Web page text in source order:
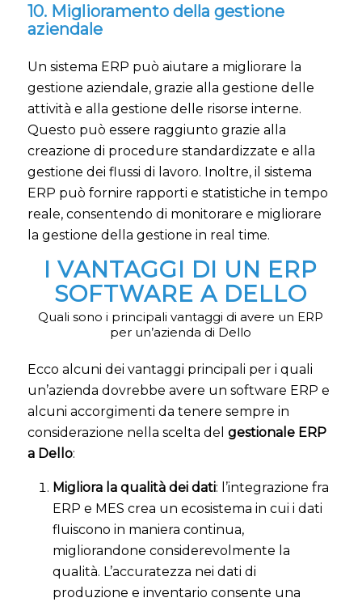
10. Miglioramento della gestione
aziendale
Un sistema ERP può aiutare a migliorare la
gestione aziendale, grazie alla gestione delle
attività e alla gestione delle risorse interne.
Questo può essere raggiunto grazie alla
creazione di procedure standardizzate e alla
gestione dei flussi di lavoro. Inoltre, il sistema
ERP può fornire rapporti e statistiche in tempo
reale, consentendo di monitorare e migliorare
la gestione della gestione in real time.
I VANTAGGI DI UN ERP
SOFTWARE A DELLO
Quali sono i principali vantaggi di avere un ERP
per un’azienda di Dello
Ecco alcuni dei vantaggi principali per i quali
un’azienda dovrebbe avere un software ERP e
alcuni accorgimenti da tenere sempre in
considerazione nella scelta del gestionale ERP
a Dello:
Migliora la qualità dei dati: l’integrazione fra
ERP e MES crea un ecosistema in cui i dati
fluiscono in maniera continua,
migliorandone considerevolmente la
qualità. L’accuratezza nei dati di
produzione e inventario consente una